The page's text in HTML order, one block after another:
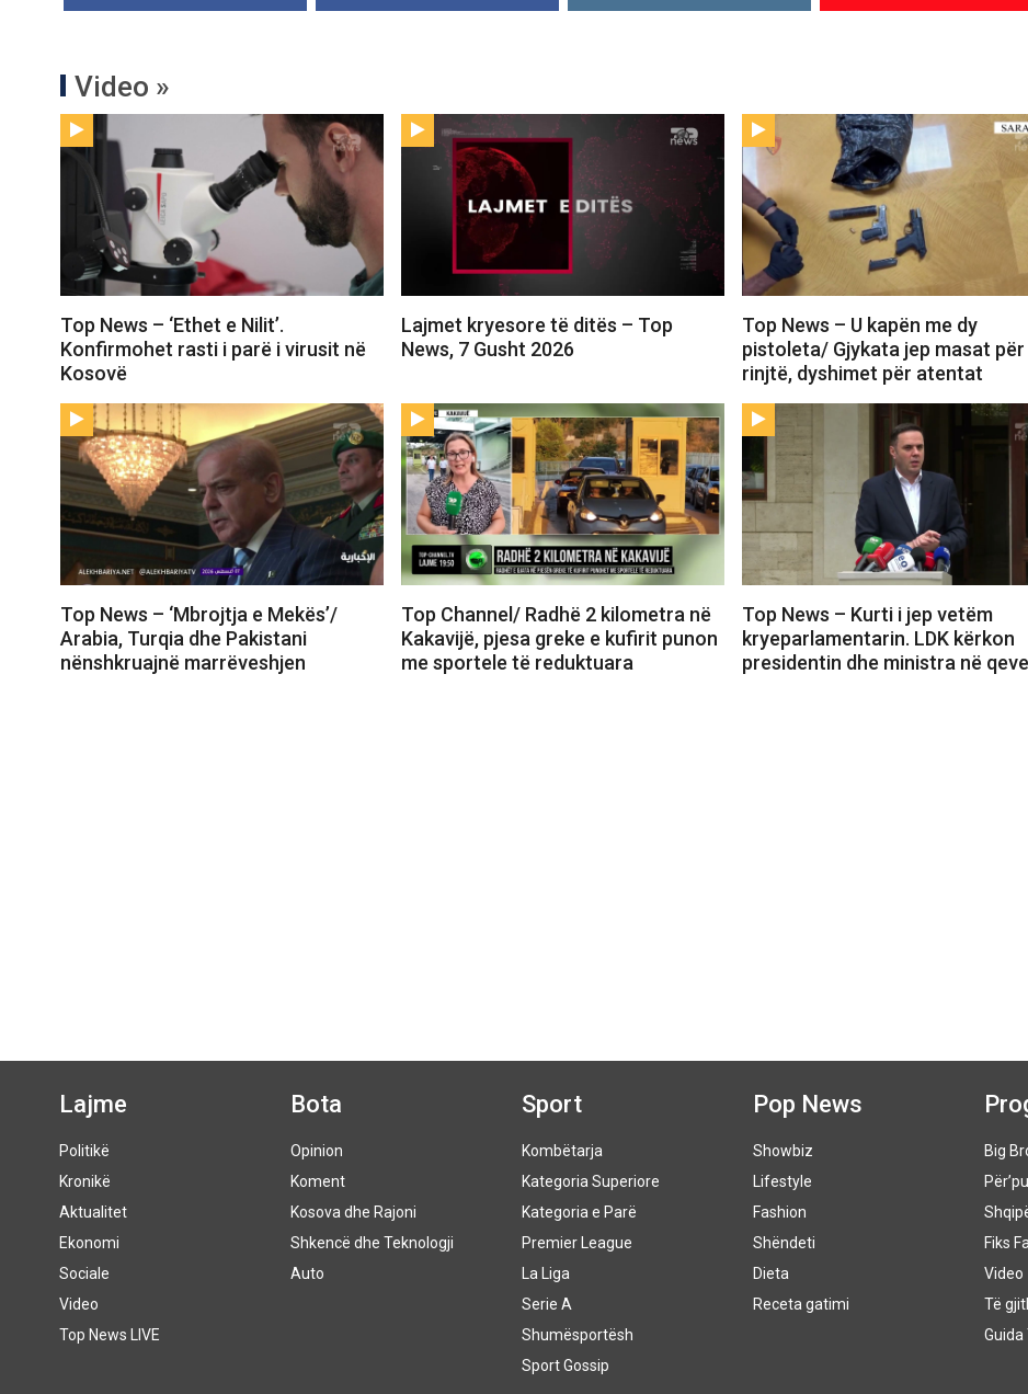
Video »
Top News – ‘Ethet e Nilit’.
Konfirmohet rasti i parë i virusit në
Kosovë
Lajmet kryesore të ditës – Top
News, 7 Gusht 2026
Top News – U kapën me dy
pistoleta/ Gjykata jep masat për
rinjtë, dyshimet për atentat
Top News – ‘Mbrojtja e Mekës’/
Arabia, Turqia dhe Pakistani
nënshkruajnë marrëveshjen
Top Channel/ Radhë 2 kilometra në
Kakavijë, pjesa greke e kufirit punon
me sportele të reduktuara
Top News – Kurti i jep vetëm
kryeparlamentarin. LDK kërkon
presidentin dhe ministra në
Lajme
Politikë
Kronikë
Aktualitet
Ekonomi
Sociale
Video
Top News LIVE
Bota
Opinion
Koment
Kosova dhe Rajoni
Shkencë dhe Teknologji
Auto
Sport
Kombëtarja
Kategoria Superiore
Kategoria e Parë
Premier League
La Liga
Serie A
Shumësportësh
Sport Gossip
Pop News
Showbiz
Lifestyle
Fashion
Shëndeti
Dieta
Receta gatimi
Big
Fiks
Video
Të
Guida